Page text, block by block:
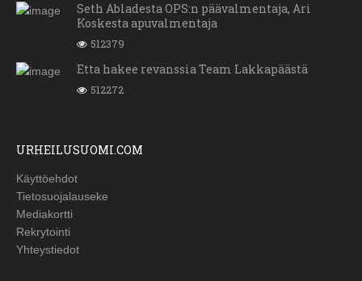
Seth Abladesta OPS:n päävalmentaja, Ari
Koskesta apuvalmentaja
512379
Etta hakee revanssia Team Lakkapäästä
512272
URHEILUSUOMI.COM
Käyttöehdot
Tietosuojalauseke
Mediakortti
Rekrytointi
Yhteystiedot